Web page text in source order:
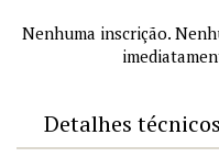
Nenhuma inscrição.
Detalhes